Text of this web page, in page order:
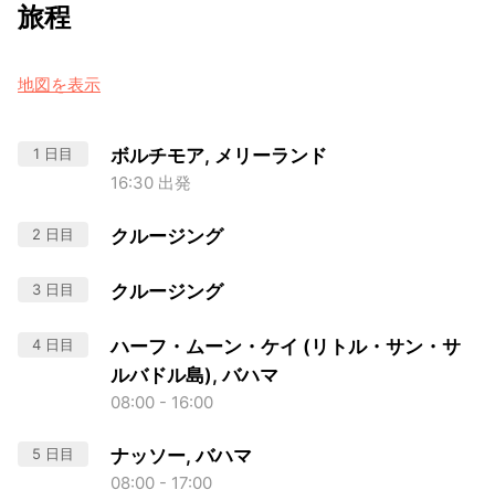
旅程
地図を表示
1 日目 ボルチモア, メリーランド
16:30 出発
2 日目 クルージング
3 日目 クルージング
4 日目
ハーフ・ムーン・ケイ (リトル・サン・サ
ルバドル島), バハマ
08:00 - 16:00
5 日目 ナッソー, バハマ
08:00 - 17:00